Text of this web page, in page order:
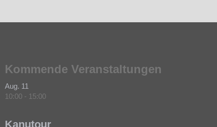
Kommende Veranstaltungen
Aug. 11
10:00 - 15:00
Kanutour